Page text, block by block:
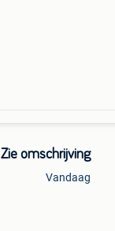
Zie omschrijving
Vandaag